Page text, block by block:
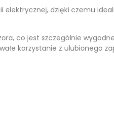
dzięki czemu
co jest szczególnie
korzystanie z ulubionego